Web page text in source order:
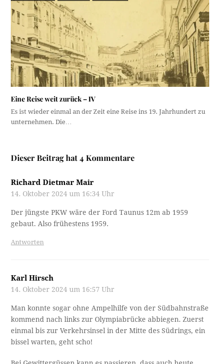
Eine Reise weit zurück – IV
Es ist wieder einmal an der Zeit eine Reise ins 19. Jahrhundert zu
unternehmen. Die…
Dieser Beitrag hat 4 Kommentare
Richard Dietmar Mair
14. Oktober 2024 um 16:34 Uhr
Der jüngste PKW wäre der Ford Taunus 12m ab 1959
gebaut. Also frühestens 1959.
Antworten
Karl Hirsch
14. Oktober 2024 um 16:57 Uhr
Man konnte sogar ohne Ampelhilfe von der Südbahnstraße
kommend nach links zur Olympiabrücke abbiegen. Zuerst
einmal bis zur Verkehrsinsel in der Mitte des Südrings, ein
bissel warten, geht scho!